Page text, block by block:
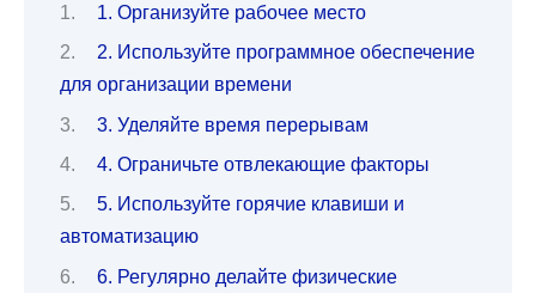
1. Организуйте рабочее место
2. Используйте программное обеспечение
для организации времени
3. Уделяйте время перерывам
4. Ограничьте отвлекающие факторы
5. Используйте горячие клавиши и
автоматизацию
6. Регулярно делайте физические